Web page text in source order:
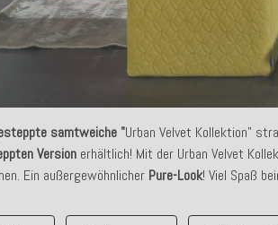
samtweiche "Urban Velvet Kollektion"
Version erhältlich! Mit der Urban Velvet
Ein außergewöhnlicher Pure-Look! Viel Spaß